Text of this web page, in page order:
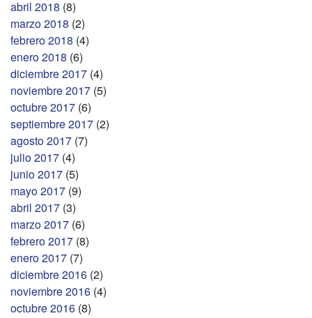
abril 2018 (8)
marzo 2018 (2)
febrero 2018 (4)
enero 2018 (6)
diciembre 2017 (4)
noviembre 2017 (5)
octubre 2017 (6)
septiembre 2017 (2)
agosto 2017 (7)
julio 2017 (4)
junio 2017 (5)
mayo 2017 (9)
abril 2017 (3)
marzo 2017 (6)
febrero 2017 (8)
enero 2017 (7)
diciembre 2016 (2)
noviembre 2016 (4)
octubre 2016 (8)